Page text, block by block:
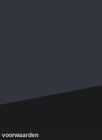
voorwaarden